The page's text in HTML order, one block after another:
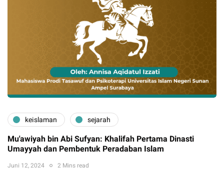
keislaman sejarah
Mu'awiyah bin Abi Sufyan: Khalifah Pertama Dinasti
Umayyah dan Pembentuk Peradaban Islam
Juni 12, 2024 2 Mins read